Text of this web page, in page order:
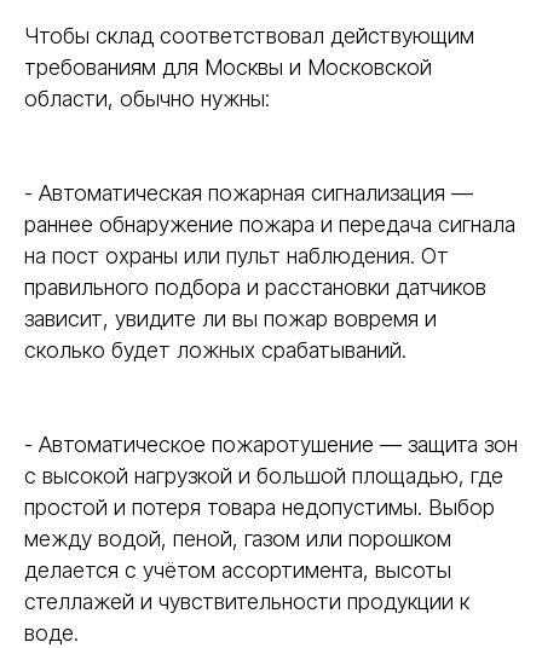
Чтобы склад соответствовал действующим
требованиям для Москвы и Московской
области, обычно нужны:
- Автоматическая пожарная сигнализация —
раннее обнаружение пожара и передача сигнала
на пост охраны или пульт наблюдения. От
правильного подбора и расстановки датчиков
зависит, увидите ли вы пожар вовремя и
сколько будет ложных срабатываний.
- Автоматическое пожаротушение — защита зон
с высокой нагрузкой и большой площадью, где
простой и потеря товара недопустимы. Выбор
между водой, пеной, газом или порошком
делается с учётом ассортимента, высоты
стеллажей и чувствительности продукции к
воде.